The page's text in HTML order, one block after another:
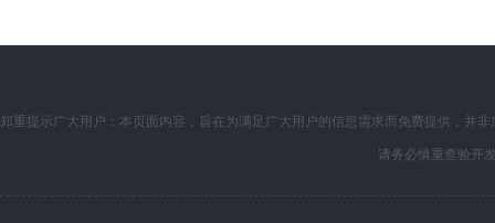
郑重提示广大用户：本页面内容，旨在为满足广大用户的信息需求而免费提供，并
请务必慎重查验开